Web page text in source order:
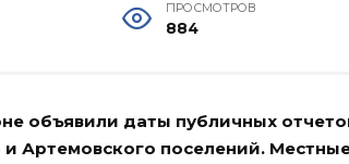
ПРОСМОТРОВ
884
объявили даты публичных
Артемовского поселений.